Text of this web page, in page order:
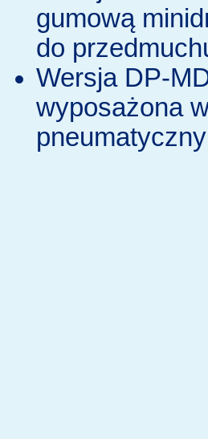
gumową
do
Wersja DP-
wyposażona
pneumatyczny